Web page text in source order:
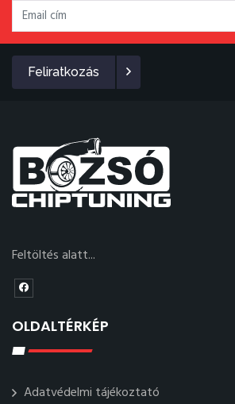
Feliratkozás
Feltöltés alatt...
OLDALTÉRKÉP
Adatvédelmi tájékoztató